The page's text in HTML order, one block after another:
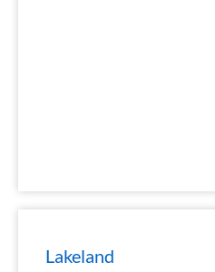
Lakeland